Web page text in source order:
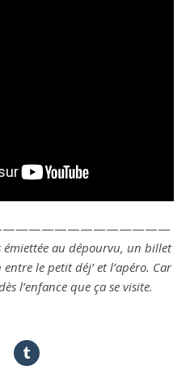
émiettée au dépourvu, un billet
le petit déj’ et l’apéro. Car
l’enfance que ça se visite.